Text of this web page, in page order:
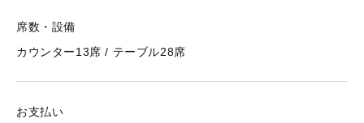
席数・設備
カウンター13席 / テーブル28席
お支払い